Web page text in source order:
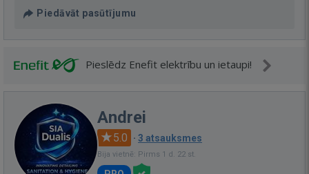
Piedāvāt pasūtījumu
Pieslēdz Enefit elektrību un ietaupi!
Andrei
5.0 · 3 atsauksmes
Bija vietnē: Pirms 1 d. 22 st.